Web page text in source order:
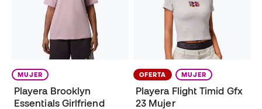
MUJER
Playera Brooklyn
Essentials Girlfriend
OFERTA MUJER
Playera Flight Timid Gfx
23 Mujer